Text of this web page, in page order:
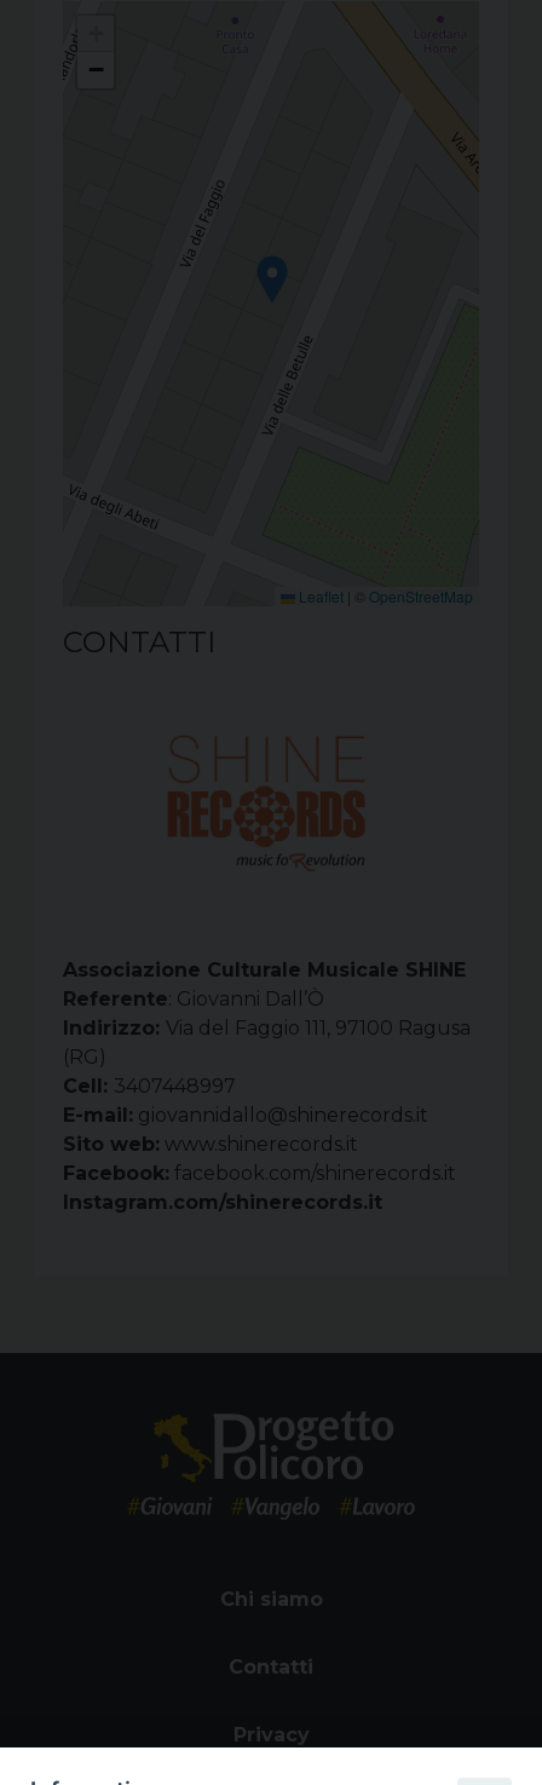
−
Leaflet | OpenStreetMap
CONTATTI
Associazione Culturale Musicale SHINE
Referente: Giovanni Dall’Ò
Indirizzo: Via del Faggio 111, 97100 Ragusa
(RG)
Cell: 3407448997
E-mail: giovannidallo@shinerecords.it
Sito web: www.shinerecords.it
Facebook: facebook.com/shinerecords.it
Instagram.com/shinerecords.it
Chi siamo
Contatti
Privacy